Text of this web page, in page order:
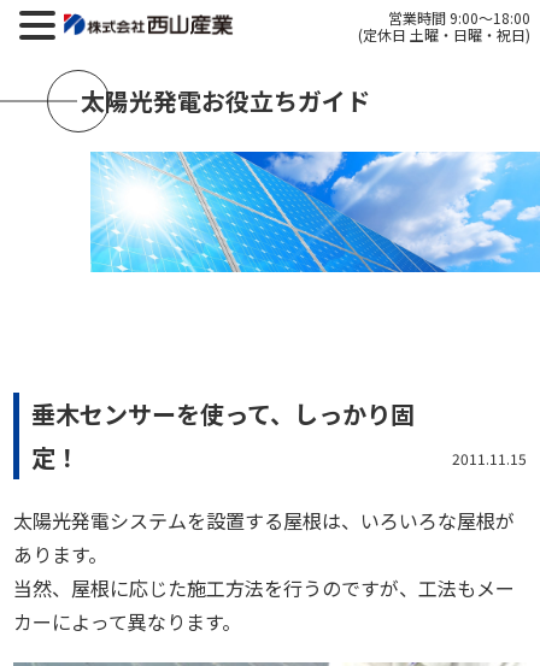
営業時間 9:00～18:00
(定休日 土曜・日曜・祝日)
太陽光発電お役立ちガイド
垂木センサーを使って、しっかり固
定！
2011.11.15
太陽光発電システムを設置する屋根は、いろいろな屋根が
あります。
当然、屋根に応じた施工方法を行うのですが、工法もメー
カーによって異なります。